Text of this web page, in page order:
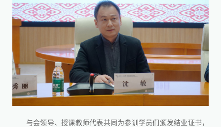
与会领导、授课教师代表共同为参训学员们颁发结业证书，